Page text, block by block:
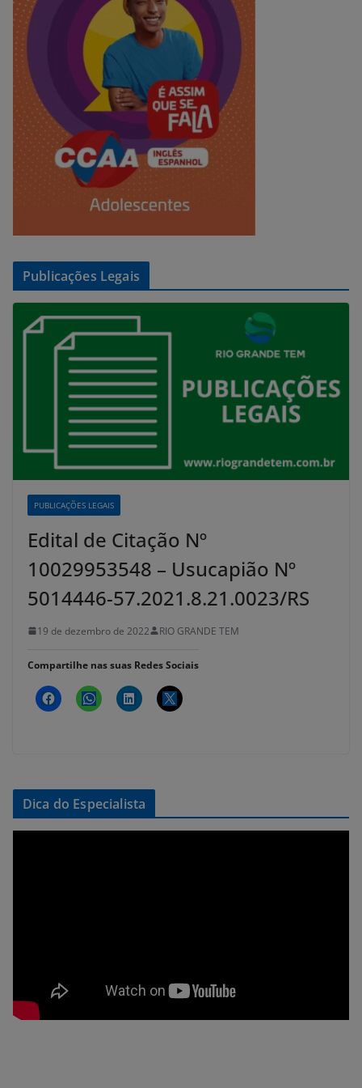
Publicações Legais
PUBLICAÇÕES LEGAIS
Edital de Citação Nº
10029953548 – Usucapião Nº
5014446-57.2021.8.21.0023/RS
19 de dezembro de 2022 RIO GRANDE TEM
Compartilhe nas suas Redes Sociais
Dica do Especialista